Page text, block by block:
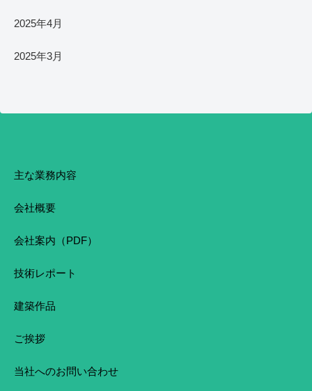
2025年4月
2025年3月
主な業務内容
会社概要
会社案内（PDF）
技術レポート
建築作品
ご挨拶
当社へのお問い合わせ